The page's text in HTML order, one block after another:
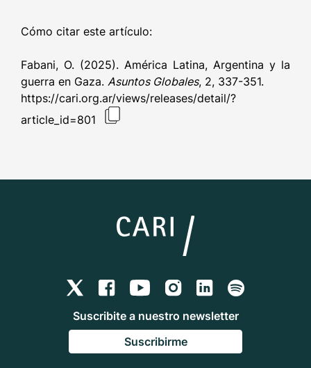
Cómo citar este artículo:
Fabani, O. (2025). América Latina, Argentina y la
guerra en Gaza. Asuntos Globales, 2, 337-351.
https://cari.org.ar/views/releases/detail/?
article_id=801
Suscribite a nuestro newsletter
Suscribirme